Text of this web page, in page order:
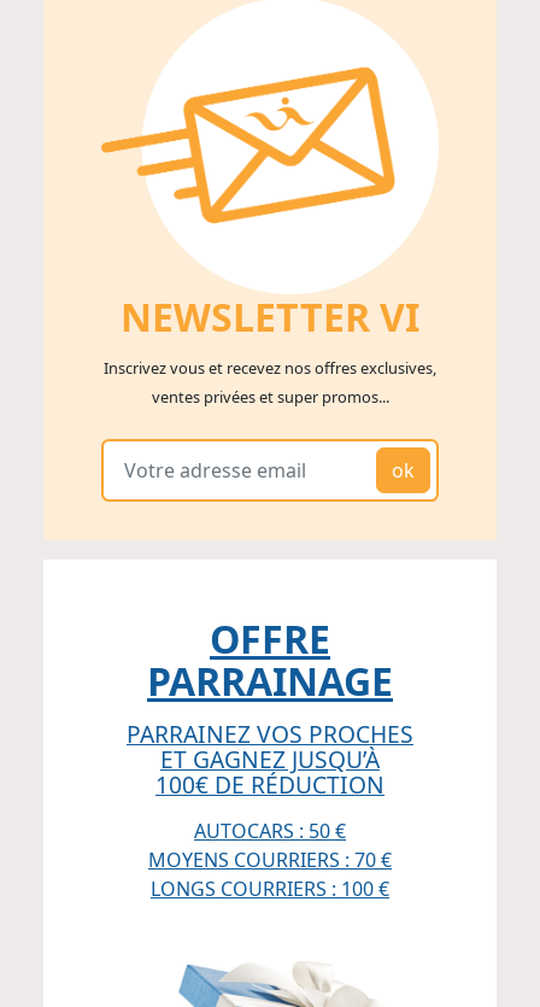
NEWSLETTER VI
Inscrivez vous et recevez nos offres exclusives,
ventes privées et super promos...
ok
OFFRE
PARRAINAGE
PARRAINEZ VOS PROCHES
ET GAGNEZ JUSQU’À
100€ DE RÉDUCTION
AUTOCARS : 50 €
MOYENS COURRIERS : 70 €
LONGS COURRIERS : 100 €